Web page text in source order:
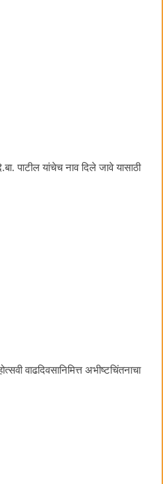
पाटील यांचेच नाव दिले जावे यासाठी
वाढदिवसानिमित्त अभीष्टचिंतनाचा